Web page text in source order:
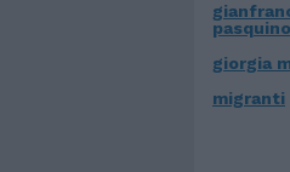
pasquino
giorgia
migranti